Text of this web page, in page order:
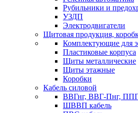
Рубильники и
УЗДП
Электродвигатели
Щитовая продукция,
Комплектующие для
Пластиковые корпуса
Щиты металлические
Щиты этажные
Коробки
Кабель силовой
ВВГнг, ВВГ-Пнг,
ШВВП кабель